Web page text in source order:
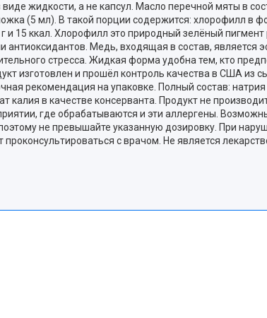
жидкости, а не капсул. Масло перечной мяты в
(5 мл). В такой порции содержится: хлорофилл в
15 ккал. Хлорофилл это природный зелёный пигмент
антиоксидантов. Медь, входящая в состав, является
стресса. Жидкая форма удобна тем, кто
изготовлен и прошёл контроль качества в США из
рекомендация на упаковке. Полный состав:
калия в качестве консерванта. Продукт не
где обрабатываются и эти аллергены.
не превышайте указанную дозировку. При
с врачом. Не является